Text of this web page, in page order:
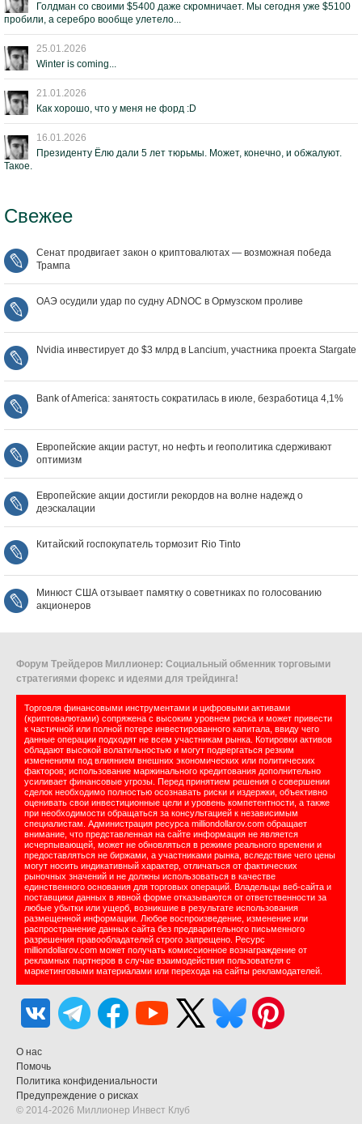
Голдман со своими $5400 даже скромничает. Мы сегодня уже $5100
пробили, а серебро вообще улетело...
25.01.2026
Winter is coming...
21.01.2026
Как хорошо, что у меня не форд :D
16.01.2026
Президенту Ёлю дали 5 лет тюрьмы. Может, конечно, и обжалуют.
Такое.
Свежее
Сенат продвигает закон о криптовалютах — возможная победа
Трампа
ОАЭ осудили удар по судну ADNOC в Ормузском проливе
Nvidia инвестирует до $3 млрд в Lancium, участника проекта Stargate
Bank of America: занятость сократилась в июле, безработица 4,1%
Европейские акции растут, но нефть и геополитика сдерживают
оптимизм
Европейские акции достигли рекордов на волне надежд о
деэскалации
Китайский госпокупатель тормозит Rio Tinto
Минюст США отзывает памятку о советниках по голосованию
акционеров
Форум Трейдеров Миллионер: Социальный обменник торговыми
стратегиями форекс и идеями для трейдинга!
Торговля финансовыми инструментами и цифровыми активами
(криптовалютами) сопряжена с высоким уровнем риска и может привести
к частичной или полной потере инвестированного капитала, ввиду чего
данные операции подходят не всем участникам рынка. Котировки активов
обладают высокой волатильностью и могут подвергаться резким
изменениям под влиянием внешних экономических или политических
факторов; использование маржинального кредитования дополнительно
усиливает финансовые угрозы. Перед принятием решения о совершении
сделок необходимо полностью осознавать риски и издержки, объективно
оценивать свои инвестиционные цели и уровень компетентности, а также
при необходимости обращаться за консультацией к независимым
специалистам. Администрация ресурса milliondollarov.com обращает
внимание, что представленная на сайте информация не является
исчерпывающей, может не обновляться в режиме реального времени и
предоставляться не биржами, а участниками рынка, вследствие чего цены
могут носить индикативный характер, отличаться от фактических
рыночных значений и не должны использоваться в качестве
единственного основания для торговых операций. Владельцы веб-сайта и
поставщики данных в явной форме отказываются от ответственности за
любые убытки или ущерб, возникшие в результате использования
размещенной информации. Любое воспроизведение, изменение или
распространение данных сайта без предварительного письменного
разрешения правообладателей строго запрещено. Ресурс
milliondollarov.com может получать комиссионное вознаграждение от
рекламных партнеров в случае взаимодействия пользователя с
маркетинговыми материалами или перехода на сайты рекламодателей.
О нас
Помочь
Политика конфидениальности
Предупреждение о рисках
© 2014-2026 Миллионер Инвест Клуб